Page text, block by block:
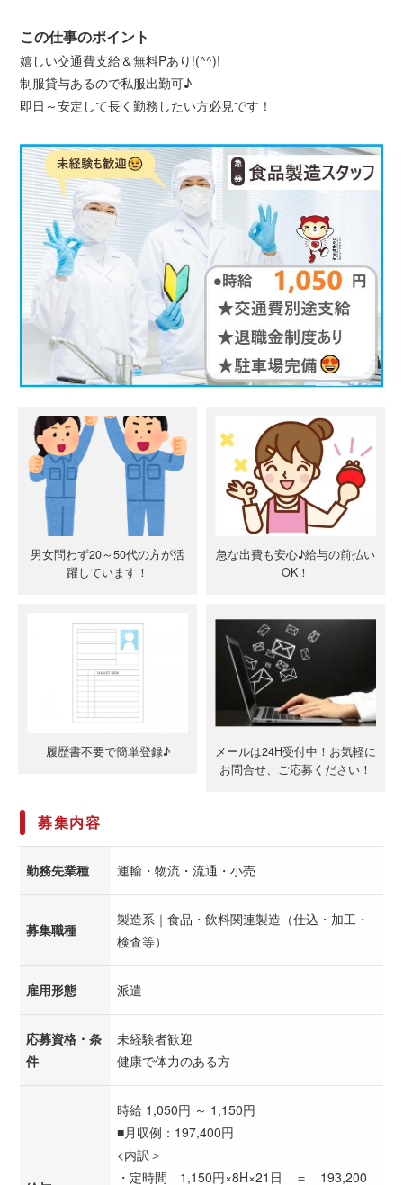
この仕事のポイント
嬉しい交通費支給＆無料Pあり!(^^)!
制服貸与あるので私服出勤可♪
即日～安定して長く勤務したい方必見です！
男女問わず20～50代の方が活
躍しています！
急な出費も安心♪給与の前払い
OK！
履歴書不要で簡単登録♪
メールは24H受付中！お気軽に
お問合せ、ご応募ください！
募集内容
勤務先業種 運輸・物流・流通・小売
募集職種
製造系｜食品・飲料関連製造（仕込・加工・
検査等）
雇用形態 派遣
応募資格・条
件
未経験者歓迎
健康で体力のある方
時給 1,050円 ～ 1,150円
■月収例：197,400円
<内訳＞
・定時間 1,150円×8H×21日 ＝ 193,200